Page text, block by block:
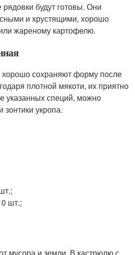
будут готовы. Они
и хрустящими, хорошо
жареному картофелю.
сохраняют форму после
плотной мякоти, их приятно
указанных специй, можно
зонтики укропа.
шт.;